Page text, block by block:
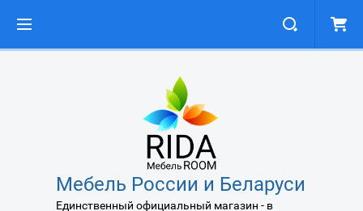
Мебель России и Беларуси
Единственный официальный магазин - в